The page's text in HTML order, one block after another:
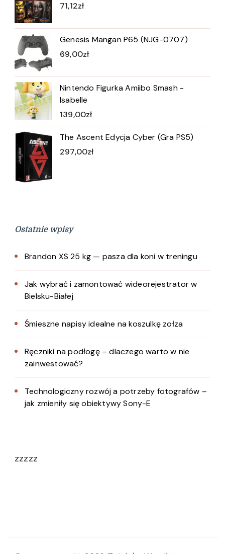
71,12zł
Genesis Mangan P65 (NJG-0707)
69,00zł
Nintendo Figurka Amiibo Smash -
Isabelle
139,00zł
The Ascent Edycja Cyber (Gra PS5)
297,00zł
Ostatnie wpisy
Brandon XS 25 kg — pasza dla koni w treningu
Jak wybrać i zamontować wideorejestrator w
Bielsku-Białej
Śmieszne napisy idealne na koszulkę zołza
Ręczniki na podłogę – dlaczego warto w nie
zainwestować?
Technologiczny rozwój a potrzeby fotografów –
jak zmieniły się obiektywy Sony-E
zzzzz